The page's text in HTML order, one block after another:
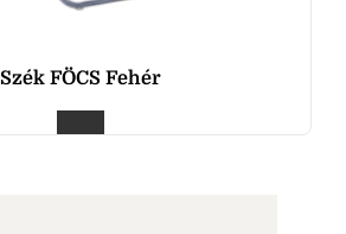
Szék FÖCS Fehér